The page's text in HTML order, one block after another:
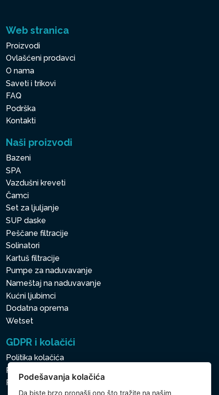
Web stranica
Proizvodi
Ovlašćeni prodavci
O nama
Saveti i trikovi
FAQ
Podrška
Kontakti
Naši proizvodi
Bazeni
SPA
Vazdušni kreveti
Čamci
Set za ljuljanje
SUP daske
Peščane filtracije
Solinatori
Kartuš filtracije
Pumpe za naduvavanje
Nameštaj na naduvavanje
Kućni ljubimci
Dodatna oprema
Wetset
GDPR i kolačići
Politika kolačića
Politika zaštite ličnih i drugih obrađivanih podataka
Politika kolačića
Podešavanja kolačića
Da biste brzo pronašli ono što tražite na našim